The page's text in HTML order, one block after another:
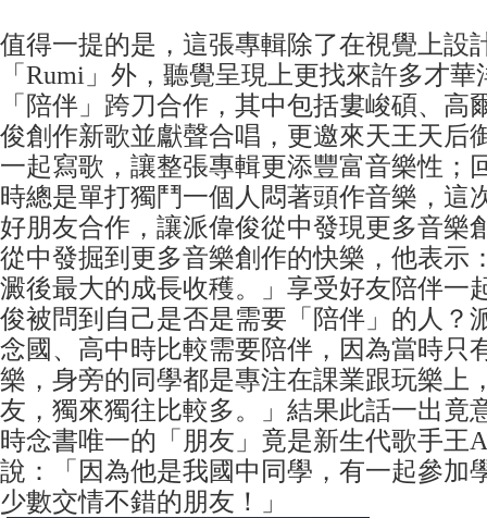
值得一提的是，這張專輯除了在視覺上設
「Rumi」外，聽覺呈現上更找來許多才
「陪伴」跨刀合作，其中包括婁峻碩、高
俊創作新歌並獻聲合唱，更邀來天王天后
一起寫歌，讓整張專輯更添豐富音樂性；
時總是單打獨鬥一個人悶著頭作音樂，這
好朋友合作，讓派偉俊從中發現更多音樂
從中發掘到更多音樂創作的快樂，他表示
澱後最大的成長收穫。」享受好友陪伴一
俊被問到自己是否是需要「陪伴」的人？
念國、高中時比較需要陪伴，因為當時只
樂，身旁的同學都是專注在課業跟玩樂上
友，獨來獨往比較多。」結果此話一出竟
時念書唯一的「朋友」竟是新生代歌手王
說：「因為他是我國中同學，有一起參加
少數交情不錯的朋友！」